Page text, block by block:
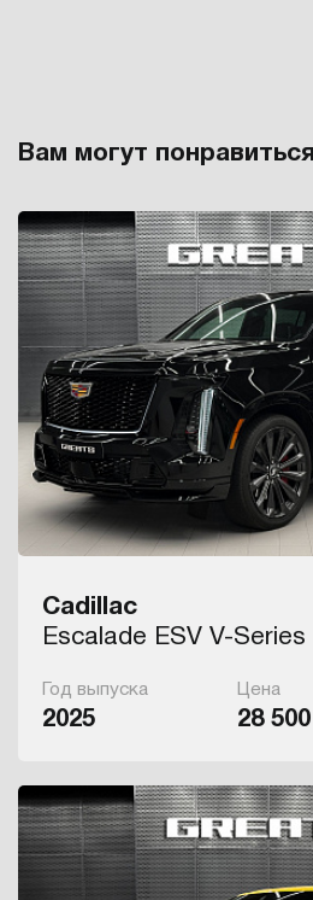
Вам могут понравиться
Cadillac
Escalade ESV V-Series
Год выпуска
2025
Цена
28